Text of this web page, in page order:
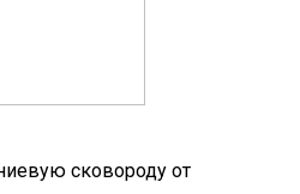
сковороду от